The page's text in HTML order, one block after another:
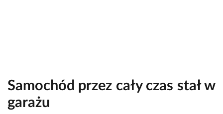
Samochód przez cały czas stał w
garażu